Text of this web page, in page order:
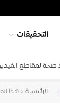
التحقيقات
صحة لمقاطع
الرئيسية»هذا